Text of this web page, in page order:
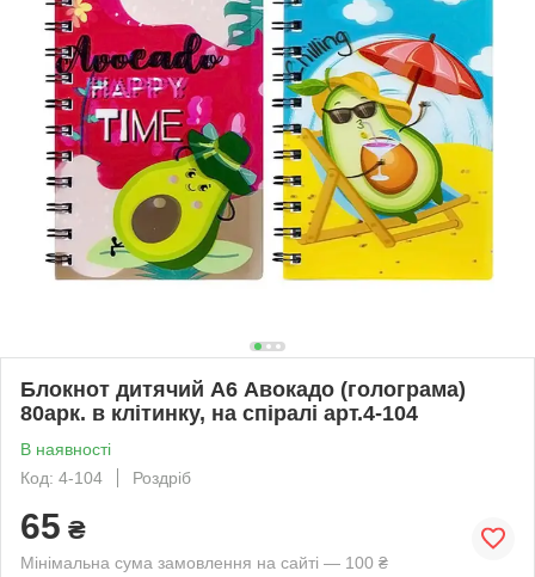
Блокнот дитячий А6 Авокадо (голограма)
80арк. в клітинку, на спіралі арт.4-104
В наявності
Код: 4-104
Роздріб
65 ₴
Мінімальна сума замовлення на сайті — 100 ₴